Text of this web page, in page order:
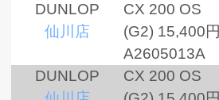
DUNLOP
仙川店
CX 200 OS
(G2) 15,400円
A2605013A
DUNLOP
CX 200 OS